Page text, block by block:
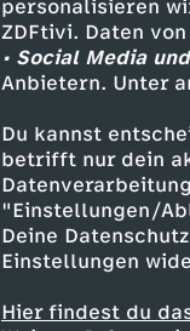
personalisieren
ZDFtivi. Daten
• Social Media
Anbietern. Unter
Du kannst
betrifft nur dein
"Einstellungen/
Deine
Einstellungen
Hier findest du